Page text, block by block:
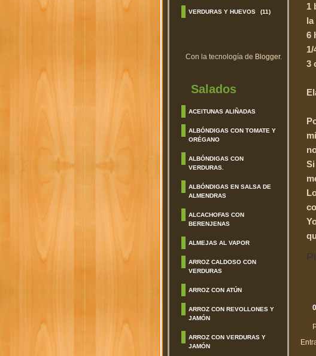
VERDURAS Y HUEVOS (11)
Con la tecnología de Blogger.
Salados
ACEITUNAS ALIÑADAS
ALBÓNDIGAS CON TOMATE Y
ORÉGANO
ALBÓNDIGAS CON
VERDURAS.
ALBÓNDIGAS EN SALSA DE
ALMENDRAS
ALCACHOFAS CON
BERENJENAS
ALMEJAS AL VAPOR
ARROZ CALDOSO CON
VERDURAS
ARROZ CON ATÚN
ARROZ CON REVOLLONES Y
JAMÓN
ARROZ CON VERDURAS Y
JAMÓN
1
la
6
3